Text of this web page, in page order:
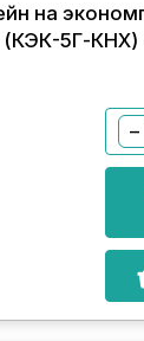
на
5Г-КНХ)
−